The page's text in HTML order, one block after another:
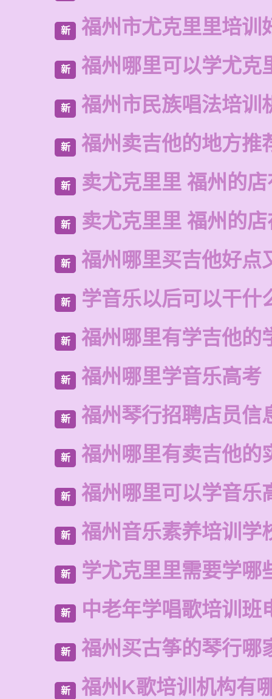
新 福州市尤克里里培训
新 福州哪里可以学尤克
新 福州市民族唱法培训
新 福州卖吉他的地方推
新 卖尤克里里 福州的
新 卖尤克里里 福州的
新 福州哪里买吉他好点
新 学音乐以后可以干什
新 福州哪里有学吉他的
新 福州哪里学音乐高考
新 福州琴行招聘店员信
新 福州哪里有卖吉他的
新 福州哪里可以学音乐
新 福州音乐素养培训学
新 学尤克里里需要学哪
新 中老年学唱歌培训班
新 福州买古筝的琴行哪
新 福州K歌培训机构有